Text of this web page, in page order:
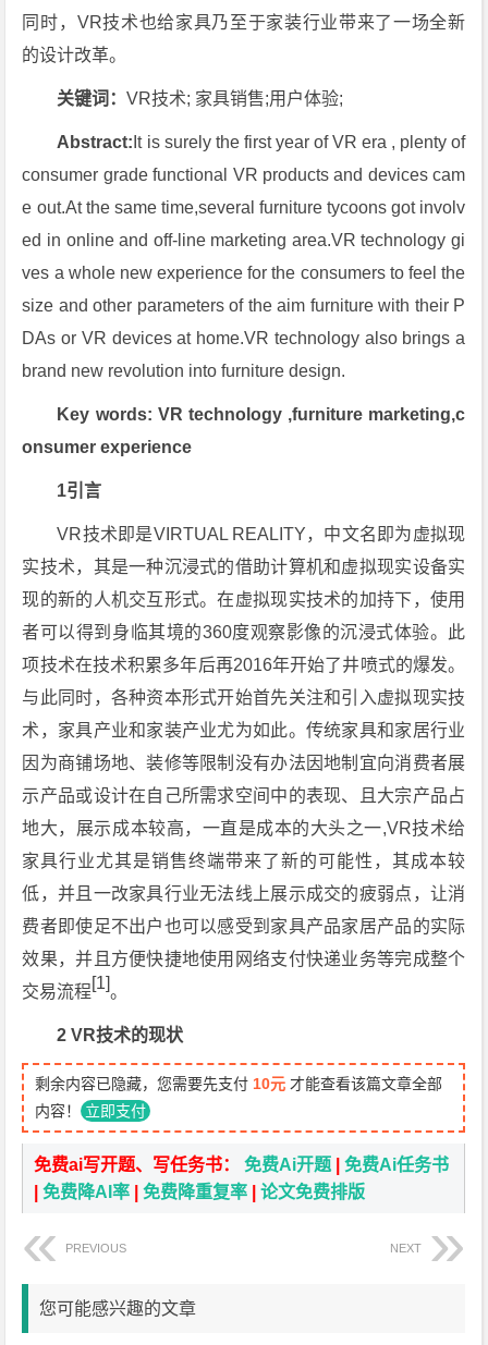
同时，VR技术也给家具乃至于家装行业带来了一场全新
的设计改革。
关键词：VR技术; 家具销售;用户体验;
Abstract: It is surely the first year of VR era , plenty of
consumer grade functional VR products and devices cam
e out.At the same time,several furniture tycoons got involv
ed in online and off-line marketing area.VR technology gi
ves a whole new experience for the consumers to feel the
size and other parameters of the aim furniture with their P
DAs or VR devices at home.VR technology also brings a
brand new revolution into furniture design.
Key words: VR technology ,furniture marketing,c
onsumer experience
1引言
VR技术即是VIRTUAL REALITY，中文名即为虚拟现
实技术，其是一种沉浸式的借助计算机和虚拟现实设备实
现的新的人机交互形式。在虚拟现实技术的加持下，使用
者可以得到身临其境的360度观察影像的沉浸式体验。此
项技术在技术积累多年后再2016年开始了井喷式的爆发。
与此同时，各种资本形式开始首先关注和引入虚拟现实技
术，家具产业和家装产业尤为如此。传统家具和家居行业
因为商铺场地、装修等限制没有办法因地制宜向消费者展
示产品或设计在自己所需求空间中的表现、且大宗产品占
地大，展示成本较高，一直是成本的大头之一,VR技术给
家具行业尤其是销售终端带来了新的可能性，其成本较
低，并且一改家具行业无法线上展示成交的疲弱点，让消
费者即使足不出户也可以感受到家具产品家居产品的实际
效果，并且方便快捷地使用网络支付快递业务等完成整个
交易流程[1]。
2 VR技术的现状
剩余内容已隐藏，您需要先支付 10元 才能查看该篇文章全部
内容！ 立即支付
免费ai写开题、写任务书：免费Ai开题 |免费Ai任务书
|免费降AI率 |免费降重复率 |论文免费排版
PREVIOUS NEXT
您可能感兴趣的文章